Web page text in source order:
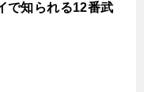
で知られる12番武